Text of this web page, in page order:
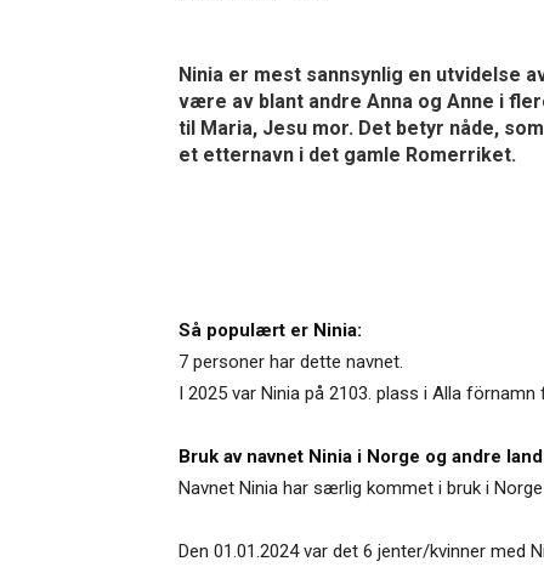
Ninia er mest sannsynlig en utvidelse
være av blant andre Anna og Anne i
til Maria, Jesu mor. Det betyr nåde,
et etternavn i det gamle Romerriket.
Så populært er Ninia:
7 personer har dette navnet.
I 2025 var Ninia på 2103. plass i Alla förnamn
Bruk av navnet Ninia i Norge og andre
Navnet Ninia har særlig kommet i bruk i
Den 01.01.2024 var det 6 jenter/kvinner med